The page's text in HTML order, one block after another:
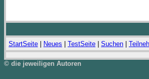
StartSeite Neues TestSeite Suchen
© die jeweiligen Autoren